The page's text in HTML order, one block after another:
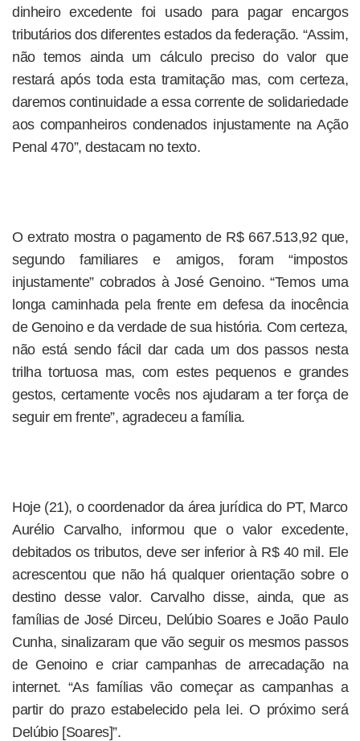
dinheiro excedente foi usado para pagar encargos
tributários dos diferentes estados da federação. “Assim,
não temos ainda um cálculo preciso do valor que
restará após toda esta tramitação mas, com certeza,
daremos continuidade a essa corrente de solidariedade
aos companheiros condenados injustamente na Ação
Penal 470”, destacam no texto.
O extrato mostra o pagamento de R$ 667.513,92 que,
segundo familiares e amigos, foram “impostos
injustamente” cobrados à José Genoino. “Temos uma
longa caminhada pela frente em defesa da inocência
de Genoino e da verdade de sua história. Com certeza,
não está sendo fácil dar cada um dos passos nesta
trilha tortuosa mas, com estes pequenos e grandes
gestos, certamente vocês nos ajudaram a ter força de
seguir em frente”, agradeceu a família.
Hoje (21), o coordenador da área jurídica do PT, Marco
Aurélio Carvalho, informou que o valor excedente,
debitados os tributos, deve ser inferior à R$ 40 mil. Ele
acrescentou que não há qualquer orientação sobre o
destino desse valor. Carvalho disse, ainda, que as
famílias de José Dirceu, Delúbio Soares e João Paulo
Cunha, sinalizaram que vão seguir os mesmos passos
de Genoino e criar campanhas de arrecadação na
internet. “As famílias vão começar as campanhas a
partir do prazo estabelecido pela lei. O próximo será
Delúbio [Soares]”.